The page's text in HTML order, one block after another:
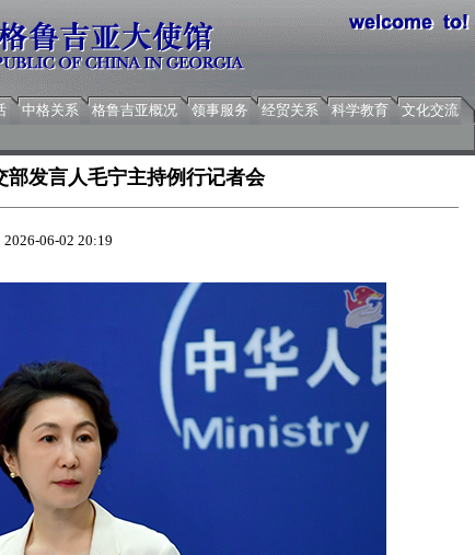
中格关系 格鲁吉亚概况 领事服务 经贸关系 科学教育
文化交流
部发言人毛宁主持例行记者会
2026-06-02 20:19